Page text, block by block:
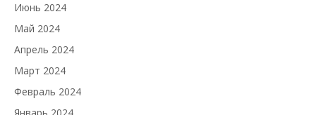
Июнь 2024
Май 2024
Апрель 2024
Март 2024
Февраль 2024